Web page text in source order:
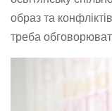
образ та
треба